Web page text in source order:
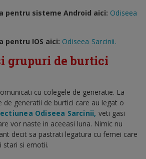
pentru sisteme Android aici: Odiseea
pentru IOS aici: Odiseea Sarcinii.
grupuri de burtici
cu colegele de generatie. La
de generatii de burtici care au legat o
Odiseea Sarcinii, veti gasi
vor naste in aceeasi luna. Nimic nu
decit sa pastrati legatura cu femei care
stari si emotii.